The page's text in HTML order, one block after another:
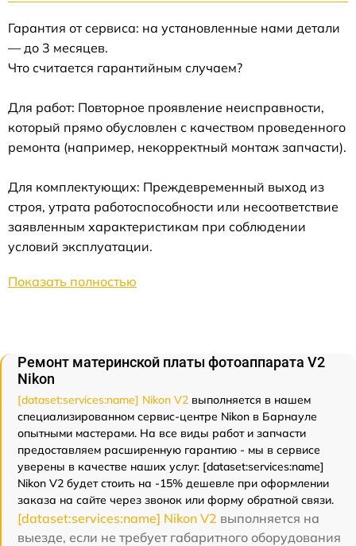
Гарантия от сервиса: на установленные нами детали
— до 3 месяцев.
Что считается гарантийным случаем?
Для работ: Повторное проявление неисправности,
который прямо обусловлен с качеством проведенного
ремонта (например, некорректный монтаж запчасти).
Для комплектующих: Преждевременный выход из
строя, утрата работоспособности или несоответствие
заявленным характеристикам при соблюдении
условий эксплуатации.
Показать полностью
Ремонт материнской платы фотоаппарата V2
Nikon
[dataset:services:name] Nikon V2 выполняется в нашем
специализированном сервис-центре Nikon в Барнауле
опытными мастерами. На все виды работ и запчасти
предоставляем расширенную гарантию - мы в сервисе
уверены в качестве наших услуг. [dataset:services:name]
Nikon V2 будет стоить на -15% дешевле при оформлении
заказа на сайте через звонок или форму обратной связи.
[dataset:services:name] Nikon V2 выполняется на
выезде, если не требует габаритного оборудования